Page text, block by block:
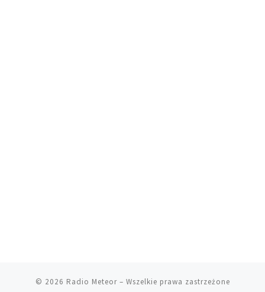
© 2026 Radio Meteor– Wszelkie prawa zastrzeżone